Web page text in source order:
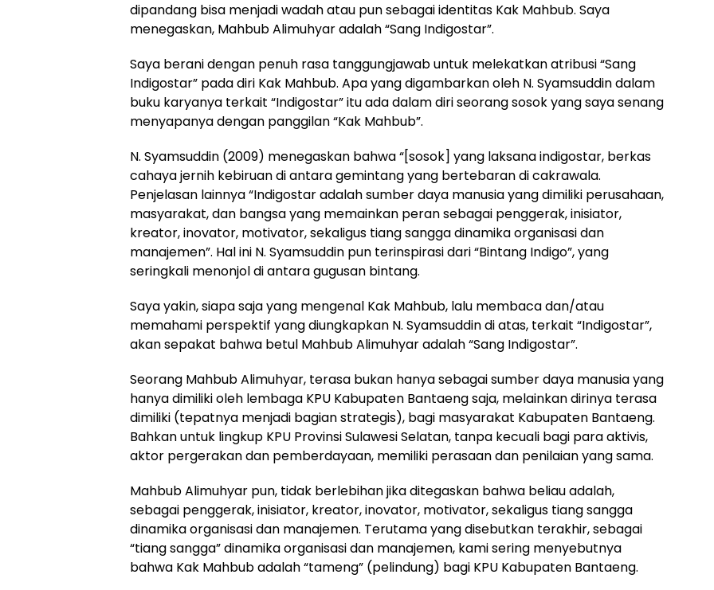
dipandang bisa menjadi wadah atau pun sebagai identitas Kak Mahbub. Saya
menegaskan, Mahbub Alimuhyar adalah “Sang Indigostar”.
Saya berani dengan penuh rasa tanggungjawab untuk melekatkan atribusi “Sang
Indigostar” pada diri Kak Mahbub. Apa yang digambarkan oleh N. Syamsuddin dalam
buku karyanya terkait “Indigostar” itu ada dalam diri seorang sosok yang saya senang
menyapanya dengan panggilan “Kak Mahbub”.
N. Syamsuddin (2009) menegaskan bahwa “[sosok] yang laksana indigostar, berkas
cahaya jernih kebiruan di antara gemintang yang bertebaran di cakrawala.
Penjelasan lainnya “Indigostar adalah sumber daya manusia yang dimiliki perusahaan,
masyarakat, dan bangsa yang memainkan peran sebagai penggerak, inisiator,
kreator, inovator, motivator, sekaligus tiang sangga dinamika organisasi dan
manajemen”. Hal ini N. Syamsuddin pun terinspirasi dari “Bintang Indigo”, yang
seringkali menonjol di antara gugusan bintang.
Saya yakin, siapa saja yang mengenal Kak Mahbub, lalu membaca dan/atau
memahami perspektif yang diungkapkan N. Syamsuddin di atas, terkait “Indigostar”,
akan sepakat bahwa betul Mahbub Alimuhyar adalah “Sang Indigostar”.
Seorang Mahbub Alimuhyar, terasa bukan hanya sebagai sumber daya manusia yang
hanya dimiliki oleh lembaga KPU Kabupaten Bantaeng saja, melainkan dirinya terasa
dimiliki (tepatnya menjadi bagian strategis), bagi masyarakat Kabupaten Bantaeng.
Bahkan untuk lingkup KPU Provinsi Sulawesi Selatan, tanpa kecuali bagi para aktivis,
aktor pergerakan dan pemberdayaan, memiliki perasaan dan penilaian yang sama.
Mahbub Alimuhyar pun, tidak berlebihan jika ditegaskan bahwa beliau adalah,
sebagai penggerak, inisiator, kreator, inovator, motivator, sekaligus tiang sangga
dinamika organisasi dan manajemen. Terutama yang disebutkan terakhir, sebagai
“tiang sangga” dinamika organisasi dan manajemen, kami sering menyebutnya
bahwa Kak Mahbub adalah “tameng” (pelindung) bagi KPU Kabupaten Bantaeng.